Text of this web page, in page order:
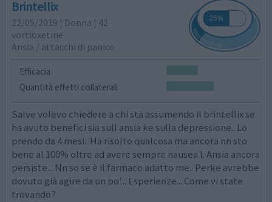
Brintellix
22/05/2019 | Donna | 42
vortioxetine
Ansia / attacchi di panico
Efficacia
Quantità effetti collaterali
Salve volevo chiedere a chi sta assumendo il brintellix se
ha avuto benefici sia sull ansia ke sulla depressione.. Lo
prendo da 4 mesi.. Ha risolto qualcosa ma ancora nn sto
bene al 100% oltre ad avere sempre nausea l. Ansia ancora
persiste... Nn so se è il farmaco adatto me.. Perke avrebbe
dovuto già agire da un po'... Esperienze... Come vi state
trovando?